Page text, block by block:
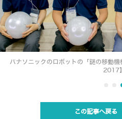
パナソニックのロボットの「謎の移動
2017】
この記事へ戻る